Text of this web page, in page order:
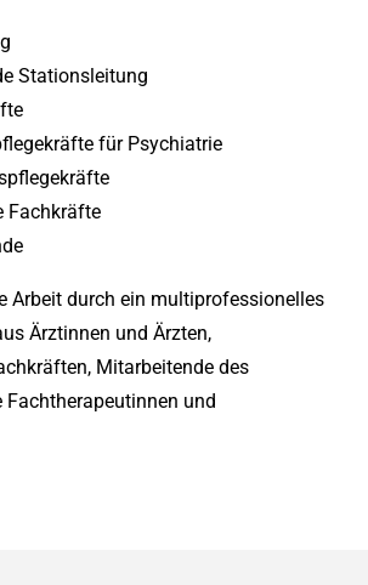
Stationsleitung
für Psychiatrie
Fachkräfte
Arbeit durch ein multiprofessionelles
Ärztinnen und Ärzten,
Mitarbeitende des
und